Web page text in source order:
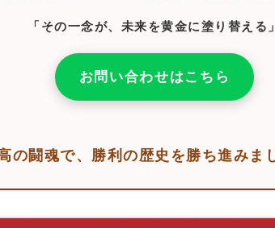
「その一念が、未来を黄金に塗り替える」
お問い合わせはこちら
の闘魂で、勝利の歴史を勝ち進みま